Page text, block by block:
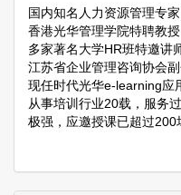
国内知名人力资源管理专
香港光华管理学院特聘教授
多家著名大学HR班特邀讲
江苏省企业管理咨询协会
现任时代光华e-learning应
从事培训行业20载，服务
极强，应邀授课已超过200